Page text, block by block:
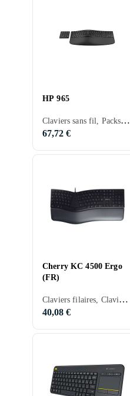
HP 965
Claviers sans fil, Packs clavier et souris, Claviers ergonomiques, Membran, PC, Mac, Ergonomiquement
67,72 €
Cherry KC 4500 Ergo
(FR)
Claviers filaires, Claviers ergonomiques, Membran, Français, Ergonomiquement
40,08 €